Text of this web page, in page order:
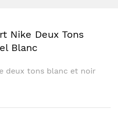
Nike Deux Tons
Blanc
deux tons blanc et noir